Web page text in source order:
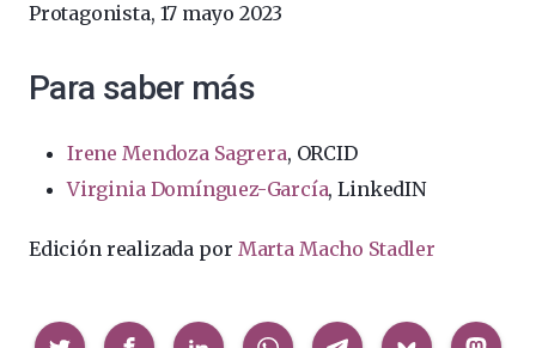
Protagonista, 17 mayo 2023
Para saber más
Irene Mendoza Sagrera, ORCID
Virginia Domínguez-García, LinkedIN
Edición realizada por Marta Macho Stadler
Compartir